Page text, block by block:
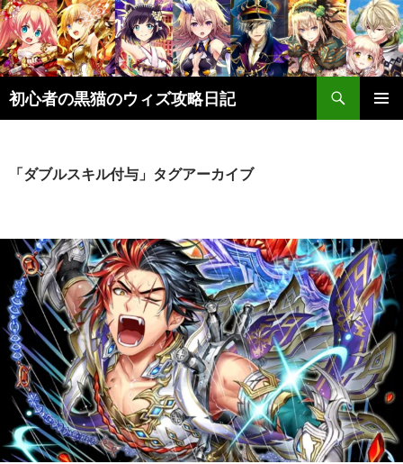
初心者の黒猫のウィズ攻略日記
検
索
ン
キ
ッ
プ
「ダブルスキル付与」タグアーカイブ